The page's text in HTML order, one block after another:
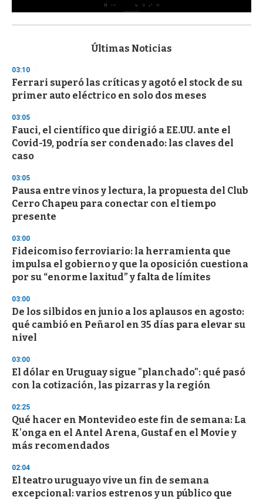
s
d
s
o
f
3
s
e
c
o
d
s
Últimas Noticias
03:10
Ferrari superó las críticas y agotó el stock de su
primer auto eléctrico en solo dos meses
03:05
Fauci, el científico que dirigió a EE.UU. ante el
Covid-19, podría ser condenado: las claves del
caso
03:05
Pausa entre vinos y lectura, la propuesta del Club
Cerro Chapeu para conectar con el tiempo
presente
03:00
Fideicomiso ferroviario: la herramienta que
impulsa el gobierno y que la oposición cuestiona
por su “enorme laxitud” y falta de límites
03:00
De los silbidos en junio a los aplausos en agosto:
qué cambió en Peñarol en 35 días para elevar su
nivel
03:00
El dólar en Uruguay sigue "planchado": qué pasó
con la cotización, las pizarras y la región
02:25
Qué hacer en Montevideo este fin de semana: La
K'onga en el Antel Arena, Gustaf en el Movie y
más recomendados
02:04
El teatro uruguayo vive un fin de semana
excepcional: varios estrenos y un público que